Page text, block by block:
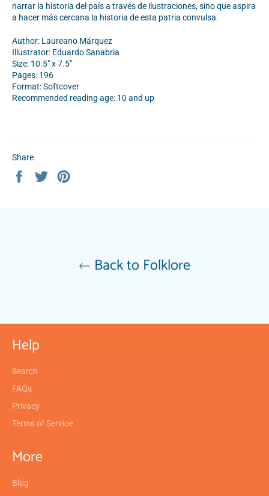
narrar la historia del país a través de ilustraciones, sino que aspira
a hacer más cercana la historia de esta patria convulsa.
Author: Laureano Márquez
Illustrator: Eduardo Sanabria
Size: 10.5" x 7.5"
Pages: 196
Format: Softcover
Recommended reading age: 10 and up
Share
Share
Tweet
Back to Folklore
Help
Search
FAQs
Privacy
Terms of Service
More
Blog